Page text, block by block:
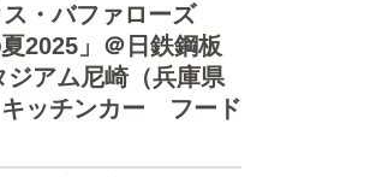
・バファローズ
夏2025」＠日鉄鋼板
ジアム尼崎（兵庫県
ッチンカー フード